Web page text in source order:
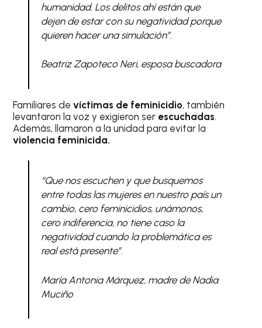
humanidad. Los delitos ahí están que
dejen de estar con su negatividad porque
quieren hacer una simulación”.
Beatriz Zapoteco Neri, esposa buscadora
Familiares devíctimas de feminicidio, también
levantaron la voz y exigieron ser escuchadas.
Además, llamaron a la unidad para evitar la
violencia feminicida.
“Que nos escuchen y que busquemos
entre todas las mujeres en nuestro país un
cambio, cero feminicidios, unámonos,
cero indiferencia, no tiene caso la
negatividad cuando la problemática es
real está presente”.
María Antonia Márquez, madre de Nadia
Muciño